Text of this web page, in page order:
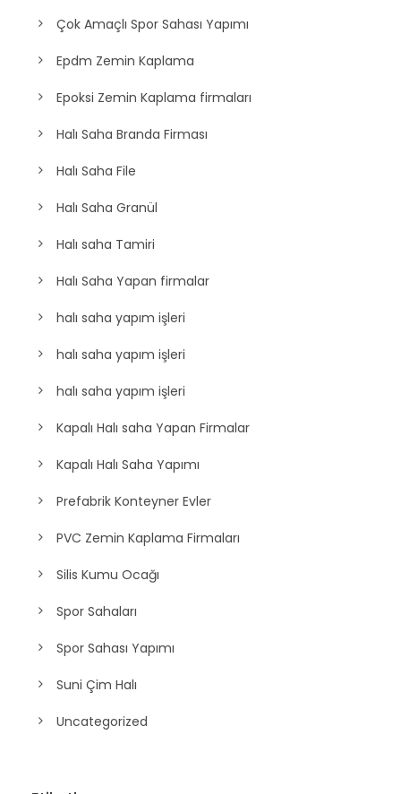
Çok Amaçlı Spor Sahası Yapımı
Epdm Zemin Kaplama
Epoksi Zemin Kaplama firmaları
Halı Saha Branda Firması
Halı Saha File
Halı Saha Granül
Halı saha Tamiri
Halı Saha Yapan firmalar
halı saha yapım işleri
halı saha yapım işleri
halı saha yapım işleri
Kapalı Halı saha Yapan Firmalar
Kapalı Halı Saha Yapımı
Prefabrik Konteyner Evler
PVC Zemin Kaplama Firmaları
Silis Kumu Ocağı
Spor Sahaları
Spor Sahası Yapımı
Suni Çim Halı
Uncategorized